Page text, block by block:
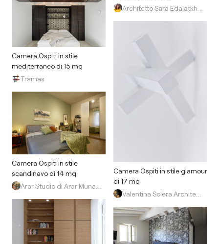
Camera Ospiti in stile
mediterraneo di 15 mq
Tramas
Camera Ospiti in stile
scandinavo di 14 mq
Camera Ospiti in stile glamour
di 17 mq